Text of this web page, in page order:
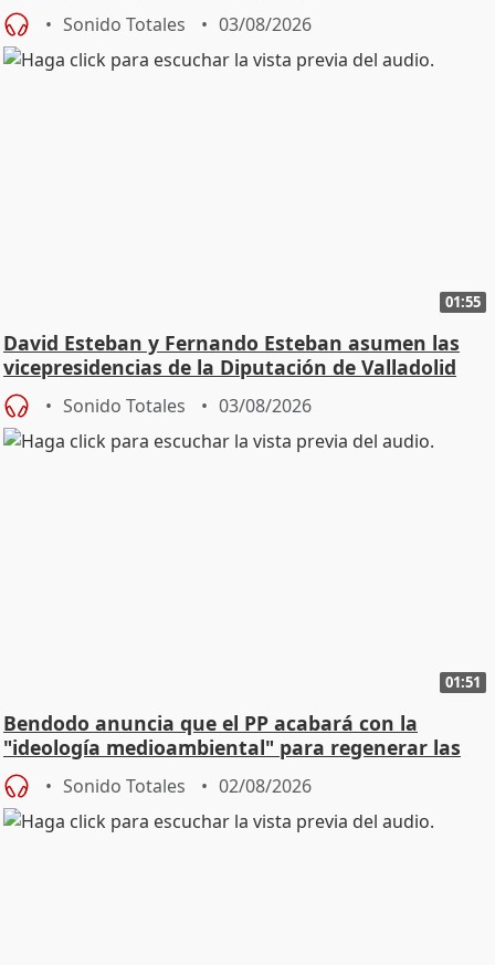
Sonido Totales 03/08/2026
01:55
David Esteban y Fernando Esteban asumen las
vicepresidencias de la Diputación de Valladolid
Sonido Totales 03/08/2026
01:51
Bendodo anuncia que el PP acabará con la
"ideología medioambiental" para regenerar las
playas
Sonido Totales 02/08/2026